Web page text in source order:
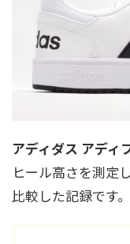
アディダス アディ
ヒール高さを測定
比較した記録です。